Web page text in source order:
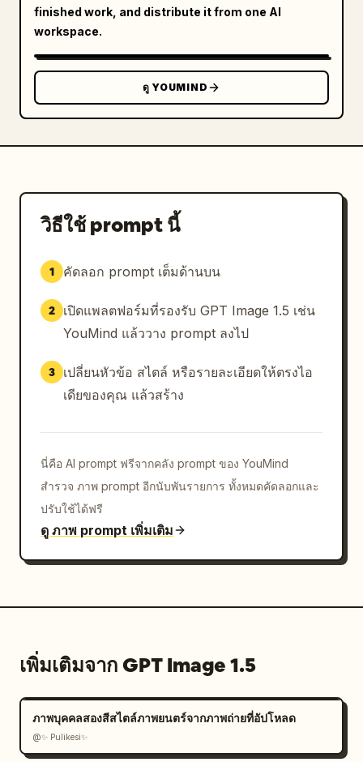
finished work, and distribute it from one AI
workspace.
ดู YOUMIND
วิธีใช้ prompt นี้
1 คัดลอก prompt เต็มด้านบน
2
เปิดแพลตฟอร์มที่รองรับ GPT Image 1.5 เช่น
YouMind แล้ววาง prompt ลงไป
3
เปลี่ยนหัวข้อ สไตล์ หรือรายละเอียดให้ตรงไอ
เดียของคุณ แล้วสร้าง
นี่คือ AI prompt ฟรีจากคลัง prompt ของ YouMind
สำรวจ ภาพ prompt อีกนับพันรายการ ทั้งหมดคัดลอกและ
ปรับใช้ได้ฟรี
ดู ภาพ prompt เพิ่มเติม
เพิ่มเติมจาก GPT Image 1.5
ภาพบุคคลสองสีสไตล์ภาพยนตร์จากภาพถ่ายที่อัปโหลด
@✨ Pulikesi✨